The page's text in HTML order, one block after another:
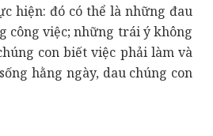
hiện: đó có thể là những đau
công việc; những trái ý không
con biết việc phải làm và
hằng ngày, dau chúng con